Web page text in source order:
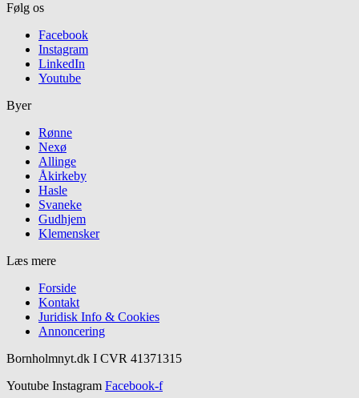
Følg os
Facebook
Instagram
LinkedIn
Youtube
Byer
Rønne
Nexø
Allinge
Åkirkeby
Hasle
Svaneke
Gudhjem
Klemensker
Læs mere
Forside
Kontakt
Juridisk Info & Cookies​
Annoncering
Bornholmnyt.dk I CVR 41371315
Youtube Instagram Facebook-f